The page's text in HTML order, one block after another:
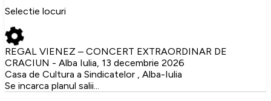
Selectie locuri
REGAL VIENEZ – CONCERT EXTRAORDINAR DE
CRACIUN - Alba Iulia, 13 decembrie 2026
Casa de Cultura a Sindicatelor , Alba-Iulia
Se incarca planul salii...